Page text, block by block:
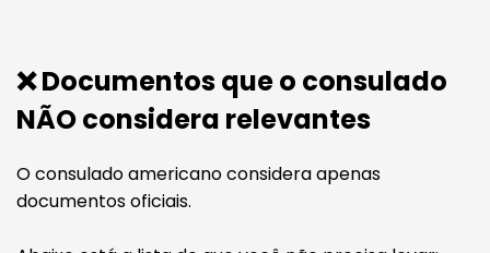
❌ Documentos que o consulado
NÃO considera relevantes
O consulado americano considera apenas
documentos oficiais.